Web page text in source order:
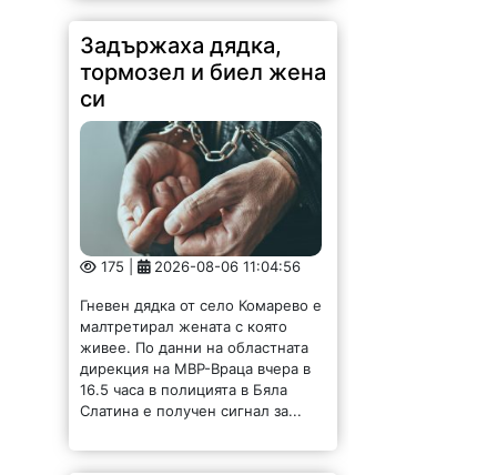
175 | 2026-08-06 11:04:56
Гневен дядка от село Комарево е
малтретирал жената с която
живее. По данни на областната
дирекция на МВР-Враца вчера в
16.5 часа в полицията в Бяла
Слатина е получен сигнал за...
Фирма търси